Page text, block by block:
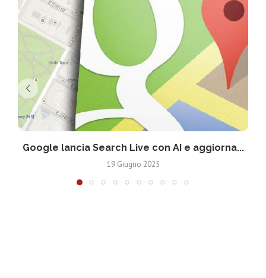
Google lancia Search Live con AI e aggiorna...
19 Giugno 2025